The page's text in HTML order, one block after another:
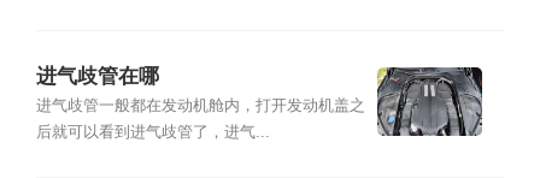
进气歧管在哪
进气歧管一般都在发动机舱内，打开发动机盖之
后就可以看到进气歧管了，进气...